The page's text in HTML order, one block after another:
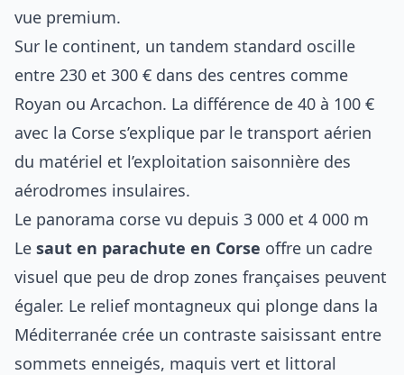
vue premium.
Sur le continent, un tandem standard oscille
entre 230 et 300 € dans des centres comme
Royan ou Arcachon. La différence de 40 à 100 €
avec la Corse s’explique par le transport aérien
du matériel et l’exploitation saisonnière des
aérodromes insulaires.
Le panorama corse vu depuis 3 000 et 4 000 m
Le saut en parachute en Corse offre un cadre
visuel que peu de drop zones françaises peuvent
égaler. Le relief montagneux qui plonge dans la
Méditerranée crée un contraste saisissant entre
sommets enneigés, maquis vert et littoral